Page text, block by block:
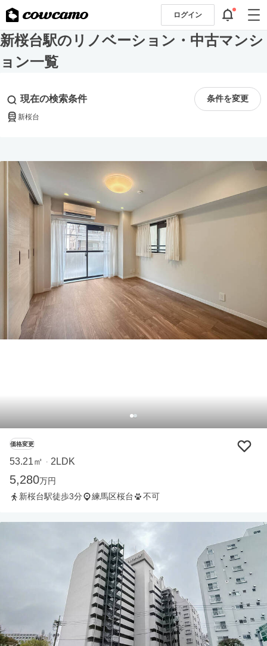
ログイン
新桜台駅のリノベーション・中古マンシ
ョン一覧
現在の検索条件 条件を変更
新桜台
価格変更
53.21㎡ ・ 2LDK
5,280万円
新桜台駅徒歩3分
練馬区桜台 不可